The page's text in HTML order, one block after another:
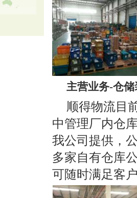
主营业务-仓
顺得物流目
中管理厂内仓
我公司提供，
多家自有仓库
可随时满足客